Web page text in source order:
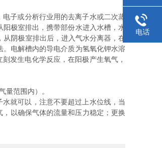
子或分析行业用的去离子水或二次蒸
极室排出，携带部份水进入水槽，水
阴极室排出后，进入气水分离器，在
电解槽内的导电介质为氢氧化钾水溶
发生电化学反应，在阳极产生氧气，
范围内）。
就可以，注意不要超过上水位线，当
以确保气体的流量和压力稳定；更换
电话